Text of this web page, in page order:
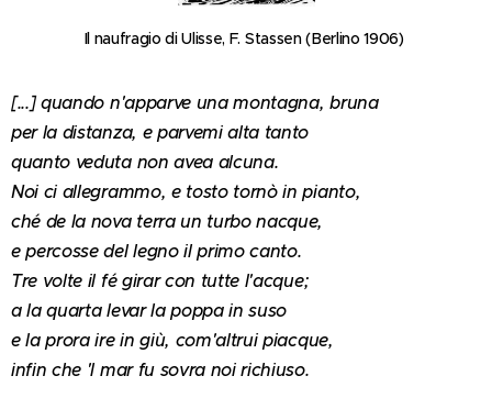
Il naufragio di Ulisse, F. Stassen (Berlino 1906)
[...] quando n'apparve una montagna, bruna
per la distanza, e parvemi alta tanto
quanto veduta non avea alcuna.
Noi ci allegrammo, e tosto tornò in pianto,
ché de la nova terra un turbo nacque,
e percosse del legno il primo canto.
Tre volte il fé girar con tutte l'acque;
a la quarta levar la poppa in suso
e la prora ire in giù, com'altrui piacque,
infin che 'l mar fu sovra noi richiuso.